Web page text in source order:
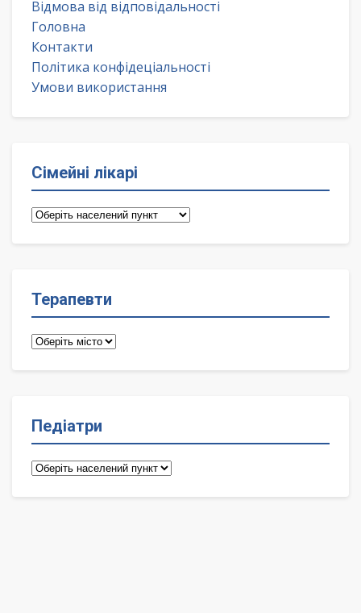
Відмова від відповідальності
Головна
Контакти
Політика конфідеціальності
Умови використання
Сімейні лікарі
Сімейні
Терапевти
Терапевти
Педіатри
Педіатри